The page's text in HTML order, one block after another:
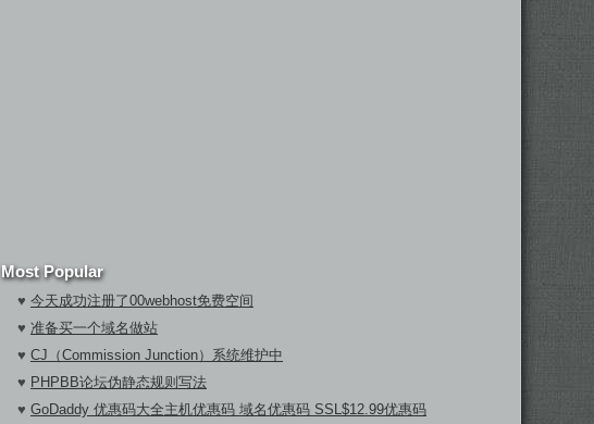
Most Popular
♥今天成功注册了00webhost免费空间
♥准备买一个域名做站
♥CJ（Commission Junction）系统维护中
♥ PHPBB论坛伪静态规则写法
♥GoDaddy 优惠码大全主机优惠码 域名优惠码 SSL$12.99优惠码